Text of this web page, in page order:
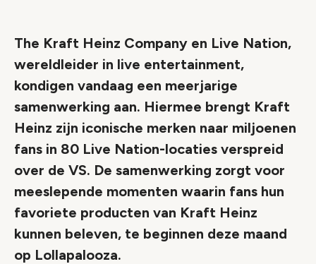
The Kraft Heinz Company en Live Nation,
wereldleider in live entertainment,
kondigen vandaag een meerjarige
samenwerking aan. Hiermee brengt Kraft
Heinz zijn iconische merken naar miljoenen
fans in 80 Live Nation-locaties verspreid
over de VS. De samenwerking zorgt voor
meeslepende momenten waarin fans hun
favoriete producten van Kraft Heinz
kunnen beleven, te beginnen deze maand
op Lollapalooza.